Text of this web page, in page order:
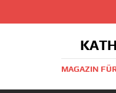
MAGAZIN